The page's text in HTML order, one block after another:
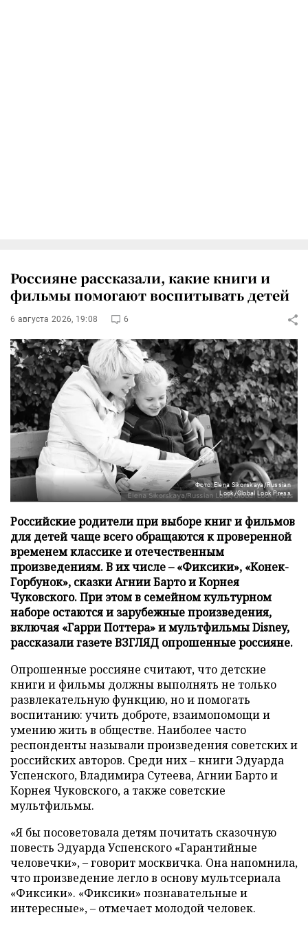
Россияне рассказали, какие книги и
фильмы помогают воспитывать детей
6 августа 2026, 19:08 6
Фото: Elena Sikorskaya/Russian
Look/Global Look Press
Российские родители при выборе книг и фильмов
для детей чаще всего обращаются к проверенной
временем классике и отечественным
произведениям. В их числе – «Фиксики», «Конек-
Горбунок», сказки Агнии Барто и Корнея
Чуковского. При этом в семейном культурном
наборе остаются и зарубежные произведения,
включая «Гарри Поттера» и мультфильмы Disney,
рассказали газете ВЗГЛЯД опрошенные россияне.
Опрошенные россияне считают, что детские
книги и фильмы должны выполнять не только
развлекательную функцию, но и помогать
воспитанию: учить доброте, взаимопомощи и
умению жить в обществе. Наиболее часто
респонденты называли произведения советских и
российских авторов. Среди них – книги Эдуарда
Успенского, Владимира Сутеева, Агнии Барто и
Корнея Чуковского, а также советские
мультфильмы.
«Я бы посоветовала детям почитать сказочную
повесть Эдуарда Успенского «Гарантийные
человечки», – говорит москвичка. Она напомнила,
что произведение легло в основу мультсериала
«Фиксики». «Фиксики» познавательные и
интересные», – отмечает молодой человек.